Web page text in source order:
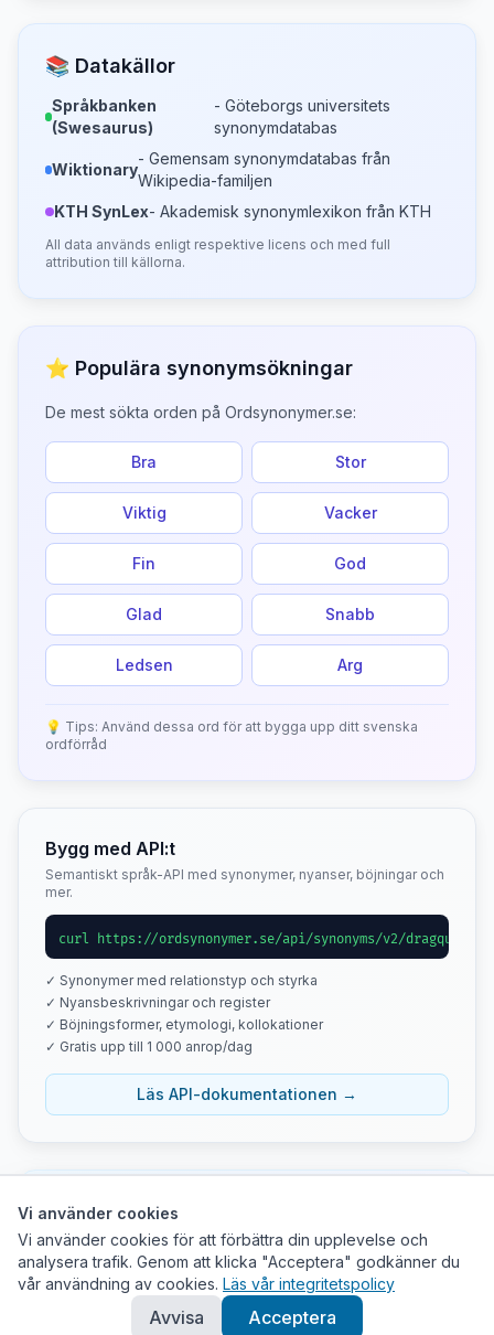
📚 Datakällor
Språkbanken
(Swesaurus)
- Göteborgs universitets
synonymdatabas
Wiktionary
- Gemensam synonymdatabas från
Wikipedia-familjen
KTH SynLex- Akademisk synonymlexikon från KTH
All data används enligt respektive licens och med full
attribution till källorna.
⭐ Populära synonymsökningar
De mest sökta orden på Ordsynonymer.se:
Bra Stor
Viktig Vacker
Fin God
Glad Snabb
Ledsen Arg
💡 Tips: Använd dessa ord för att bygga upp ditt svenska
ordförråd
Bygg med API:t
Semantiskt språk-API med synonymer, nyanser, böjningar och
mer.
curl https://ordsynonymer.se/api/synonyms/v2/dragqueen
✓ Synonymer med relationstyp och styrka
✓ Nyansbeskrivningar och register
✓ Böjningsformer, etymologi, kollokationer
✓ Gratis upp till 1 000 anrop/dag
Läs API-dokumentationen →
Tips
Klicka på ett synonymkort för att se dess synonymer.
Använd nätverksgrafen för att utforska ordrelationer
visuellt.
Vi använder cookies
Vi använder cookies för att förbättra din upplevelse och
analysera trafik. Genom att klicka "Acceptera" godkänner du
vår användning av cookies. Läs vår integritetspolicy
Avvisa Acceptera